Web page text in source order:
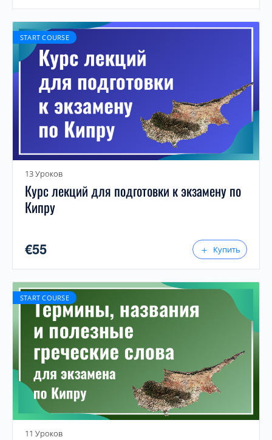
START COURSE
13 Уроков
Курс лекций для подготовки к экзамену по
Кипру
€55 Купить
START COURSE
11 Уроков